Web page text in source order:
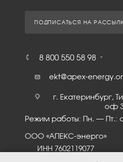
ПОДПИСАТЬСЯ НА
8 800 550 58 98
ekt@apex-
г. Екатеринбург,
оф
Режим работы: Пн. – Пт.: с
ООО «АПЕКС-энерго»
ИНН 7602119077